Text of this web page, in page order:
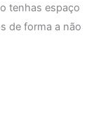
tenhas espaço
de forma a não